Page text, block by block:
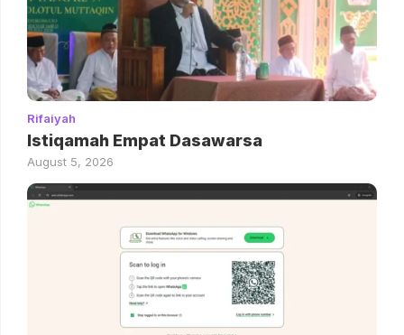
Rifaiyah
Istiqamah Empat Dasawarsa
August 5, 2026